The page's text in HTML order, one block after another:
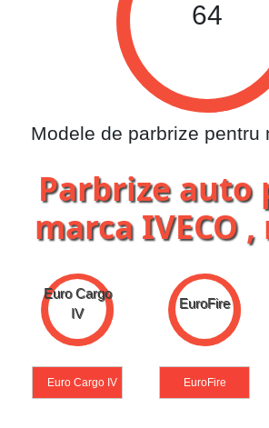
64
Modele de parbrize pentru
Parbrize auto
marca IVECO
EuroFire
EuroFire
EuroStar
EuroStar